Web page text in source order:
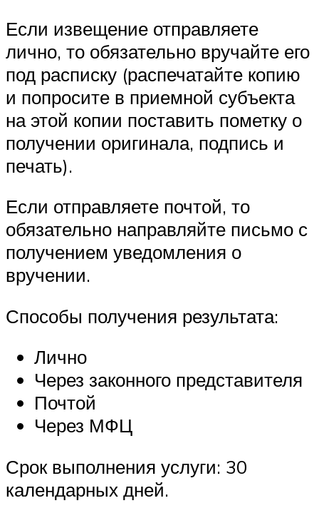
Если извещение отправляете
лично, то обязательно вручайте его
под расписку (распечатайте копию
и попросите в приемной субъекта
на этой копии поставить пометку о
получении оригинала, подпись и
печать).
Если отправляете почтой, то
обязательно направляйте письмо с
получением уведомления о
вручении.
Способы получения результата:
Лично
Через законного представителя
Почтой
Через МФЦ
Срок выполнения услуги: 30
календарных дней.